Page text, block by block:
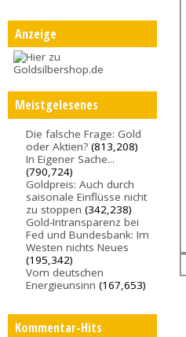
Anzeige
Meistgelesenes
Die falsche Frage: Gold
oder Aktien? (813,208)
In Eigener Sache...
(790,724)
Goldpreis: Auch durch
saisonale Einflüsse nicht
zu stoppen (342,238)
Gold-Intransparenz bei
Fed und Bundesbank: Im
Westen nichts Neues
(195,342)
Vom deutschen
Energieunsinn (167,653)
Kommentar-Hits